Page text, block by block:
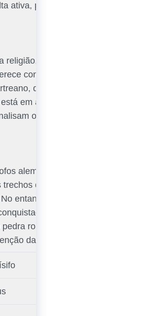
ativa, propondo que o homem
do marxismo ou da ciência
consolo; ele oferece lucidez.
que enfatiza a criação de
em afirmar que a consciência do
o mito de Sísifo como
alemães e franceses do início do
que citam Husserl ou
entanto, a estrutura do ensaio —
e conclusão — oferece
rolante é introduzida logo no
das ideias centrais.